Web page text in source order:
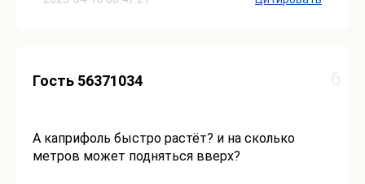
Гость 56371034
А каприфоль быстро растёт? и на сколько
метров может подняться вверх?